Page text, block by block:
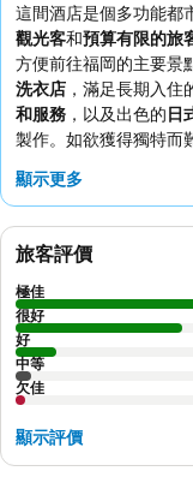
這間酒店是個多功能都
觀光客和預算有限的旅
方便前往福岡的主要景
洗衣店 ，滿足長期入
和服務 ，以及出色的日
製作。如欲獲得獨特而
顯示更多
旅客評價
極佳
很好
好
中等
欠佳
顯示評價